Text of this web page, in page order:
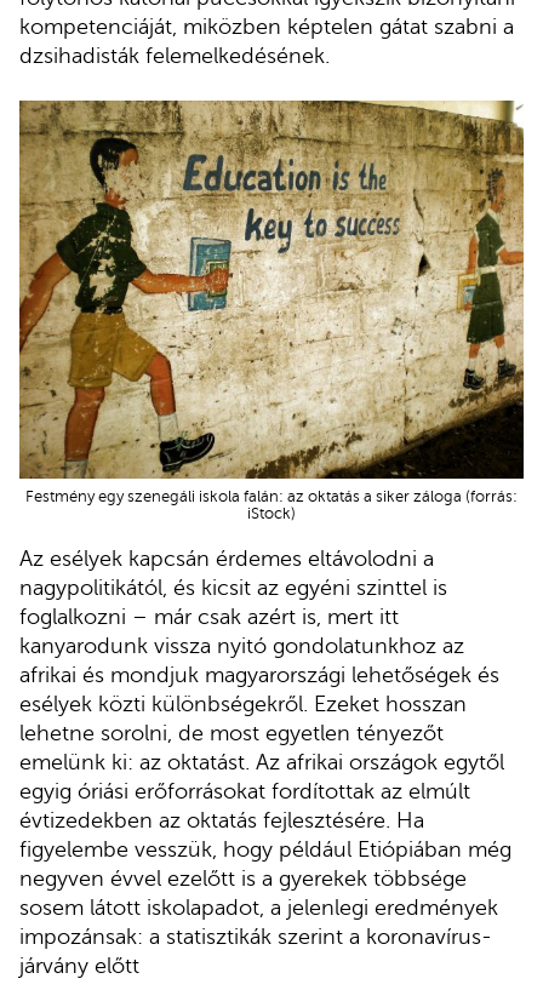
kompetenciáját, miközben képtelen gátat szabni a
dzsihadisták felemelkedésének.
Festmény egy szenegáli iskola falán: az oktatás a siker záloga (forrás:
iStock)
Az esélyek kapcsán érdemes eltávolodni a
nagypolitikától, és kicsit az egyéni szinttel is
foglalkozni – már csak azért is, mert itt
kanyarodunk vissza nyitó gondolatunkhoz az
afrikai és mondjuk magyarországi lehetőségek és
esélyek közti különbségekről. Ezeket hosszan
lehetne sorolni, de most egyetlen tényezőt
emelünk ki: az oktatást. Az afrikai országok egytől
egyig óriási erőforrásokat fordítottak az elmúlt
évtizedekben az oktatás fejlesztésére. Ha
figyelembe vesszük, hogy például Etiópiában még
negyven évvel ezelőtt is a gyerekek többsége
sosem látott iskolapadot, a jelenlegi eredmények
impozánsak: a statisztikák szerint a koronavírus-
járvány előtt